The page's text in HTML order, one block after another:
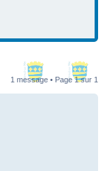
1 message • Page1sur 1